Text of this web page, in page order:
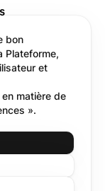
bon
Plateforme,
et
matière de
».